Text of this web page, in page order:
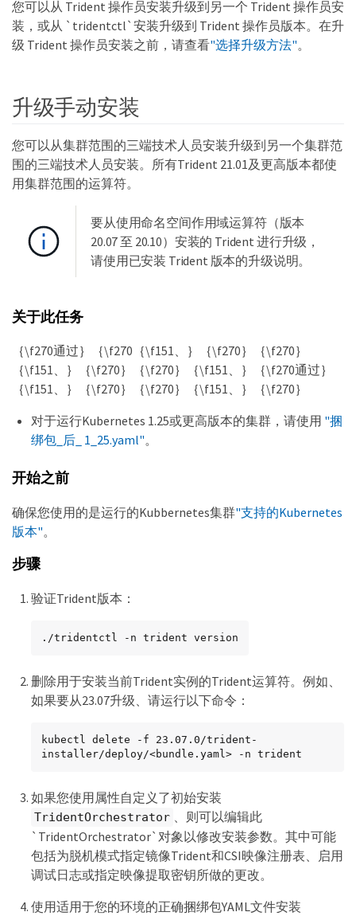
您可以从 Trident 操作员安装升级到另一个 Trident 操作员安
装，或从 `tridentctl`安装升级到 Trident 操作员版本。在升
级 Trident 操作员安装之前，请查看"选择升级方法"。
升级手动安装
您可以从集群范围的三端技术人员安装升级到另一个集群范
围的三端技术人员安装。所有Trident 21.01及更高版本都使
用集群范围的运算符。
要从使用命名空间作用域运算符（版本
20.07 至 20.10）安装的 Trident 进行升级，
请使用已安装 Trident 版本的升级说明。
关于此任务
｛\f270通过｝｛\f270｛\f151、｝｛\f270｝｛\f270｝
｛\f151、｝｛\f270｝｛\f270｝｛\f151、｝｛\f270通过｝
｛\f151、｝｛\f270｝｛\f270｝｛\f151、｝｛\f270｝
对于运行Kubernetes 1.25或更高版本的集群，请使用 "捆
绑包_后_ 1_25.yaml"。
开始之前
确保您使用的是运行的Kubbernetes集群"支持的Kubernetes
版本"。
步骤
验证Trident版本：
./tridentctl -n trident version
删除用于安装当前Trident实例的Trident运算符。例如、
如果要从23.07升级、请运行以下命令：
kubectl delete -f 23.07.0/trident-
installer/deploy/<bundle.yaml> -n trident
如果您使用属性自定义了初始安装
TridentOrchestrator
、则可以编辑此
`TridentOrchestrator`对象以修改安装参数。其中可能
包括为脱机模式指定镜像Trident和CSI映像注册表、启用
调试日志或指定映像提取密钥所做的更改。
使用适用于您的环境的正确捆绑包YAML文件安装